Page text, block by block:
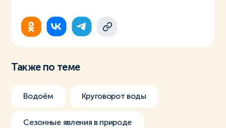
Также по теме
Водоём Круговорот воды
Сезонные явления в природе